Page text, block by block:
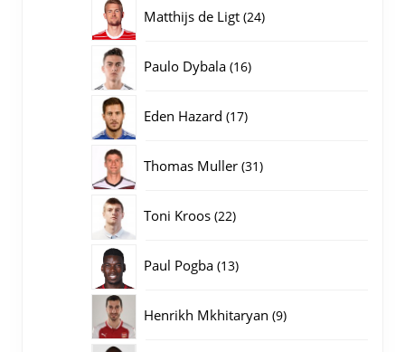
Matthijs de Ligt 2424
Paulo Dybala 1616
Eden Hazard 1717
Thomas Muller 3131
Toni Kroos 2222
Paul Pogba 1313
Henrikh Mkhitaryan 99